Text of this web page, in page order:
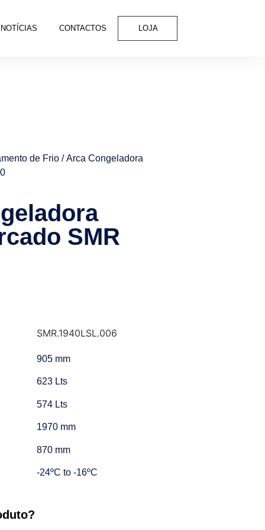
NOTÍCIAS CONTACTOS LOJA
de Frio / Arca Congeladora
SMR
SMR.1940LSL.006
905 mm
623 Lts
574 Lts
1970 mm
870 mm
-24ºC to -16ºC